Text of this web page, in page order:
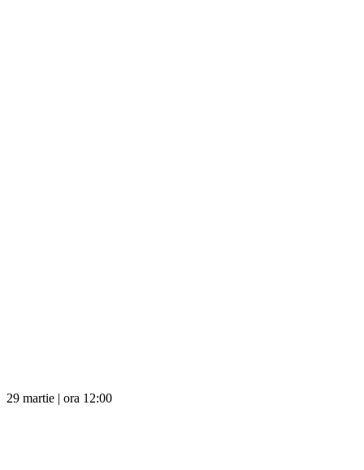
29 martie | ora 12:00